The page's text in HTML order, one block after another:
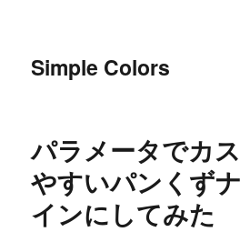
Simple Colors
パラメータでカ
やすいパンくず
インにしてみた